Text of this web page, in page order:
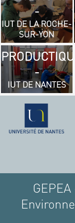
-
IUT DE LA ROCHE-
SUR-YON
- GÉNIE
MÉCANIQUE
ET
PRODUCTIQUE
-
IUT DE NANTES